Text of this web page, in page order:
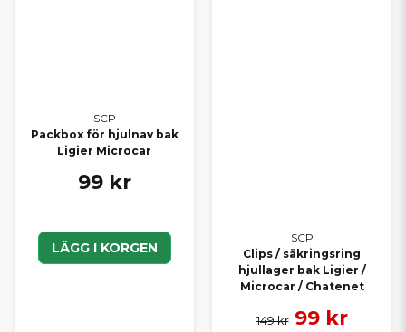
SCP
Packbox för hjulnav bak
Ligier Microcar
99 kr
LÄGG I KORGEN
SCP
Clips / säkringsring
hjullager bak Ligier /
Microcar / Chatenet
149 kr 99 kr